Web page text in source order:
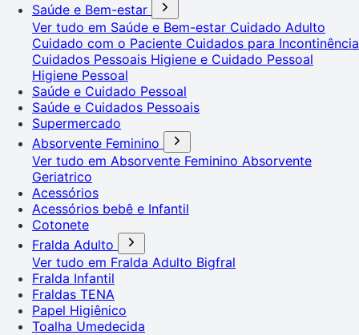
Saúde e Bem-estar
Ver tudo em Saúde e Bem-estar Cuidado Adulto
Cuidado com o Paciente Cuidados para Incontinência
Cuidados Pessoais Higiene e Cuidado Pessoal
Higiene Pessoal
Saúde e Cuidado Pessoal
Saúde e Cuidados Pessoais
Supermercado
Absorvente Feminino
Ver tudo em Absorvente Feminino Absorvente
Geriatrico
Acessórios
Acessórios bebê e Infantil
Cotonete
Fralda Adulto
Ver tudo em Fralda Adulto Bigfral
Fralda Infantil
Fraldas TENA
Papel Higiênico
Toalha Umedecida